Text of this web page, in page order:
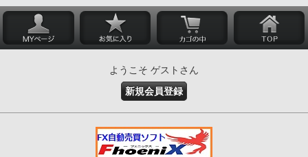
ようこそ ゲストさん
新規会員登録